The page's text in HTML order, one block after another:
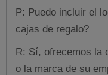
P: Puedo incluir el
cajas de regalo?
R: Sí, ofrecemos la
o la marca de su